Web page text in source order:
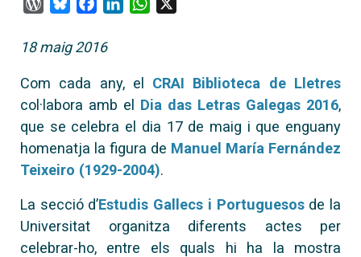
18 maig 2016
Com cada any, el CRAI Biblioteca de Lletres
col·labora amb el Dia das Letras Galegas 2016,
que se celebra el dia 17 de maig i que enguany
homenatja la figura de Manuel María Fernández
Teixeiro (1929-2004).
La secció d’Estudis Gallecs i Portuguesosde la
Universitat organitza diferents actes per
celebrar-ho, entre els quals hi ha la
mostra